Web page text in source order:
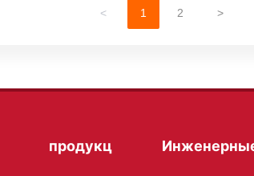
< 1 2 >
продукц